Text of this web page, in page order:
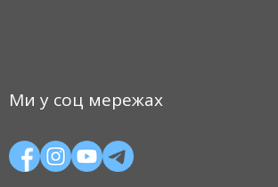
Ми у соц мережах